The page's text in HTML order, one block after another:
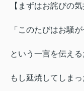
【まずはお詫びの気
「このたびはお騒
という一言を伝え
もし延焼してしまっ